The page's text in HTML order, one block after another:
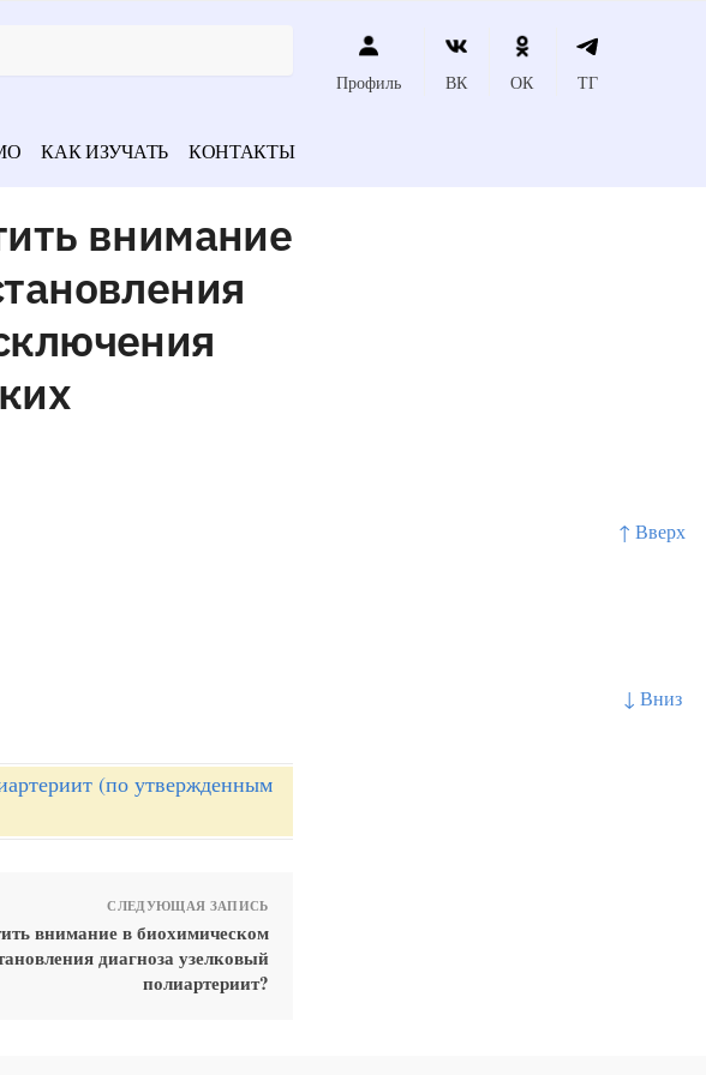
↑ Вверх
↓ Вниз
Профиль ВК ОК ТГ
КАК ИЗУЧАТЬ КОНТАКТЫ
внимание
(по утвержденным
СЛЕДУЮЩАЯ ЗАПИСЬ
внимание в биохимическом
диагноза узелковый
полиартериит?